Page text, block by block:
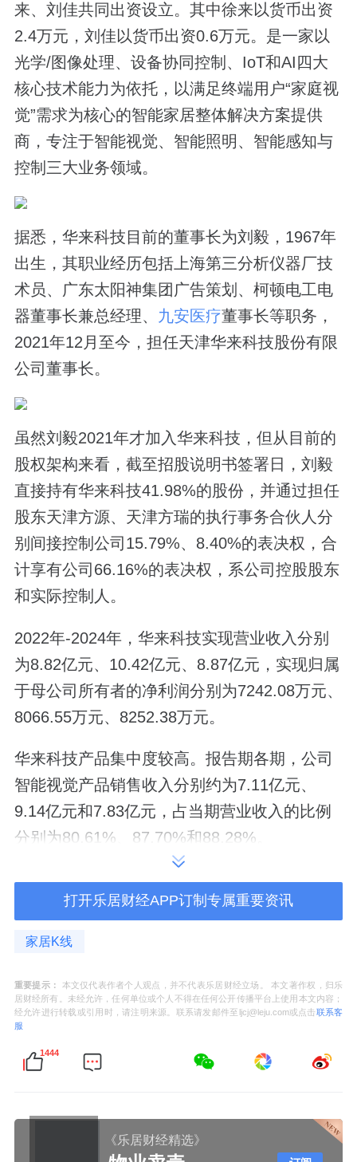
来、刘佳共同出资设立。其中徐来以货币出资
2.4万元，刘佳以货币出资0.6万元。是一家以
光学/图像处理、设备协同控制、IoT和AI四大
核心技术能力为依托，以满足终端用户“家庭视
觉”需求为核心的智能家居整体解决方案提供
商，专注于智能视觉、智能照明、智能感知与
控制三大业务领域。
据悉，华来科技目前的董事长为刘毅，1967年
出生，其职业经历包括上海第三分析仪器厂技
术员、广东太阳神集团广告策划、柯顿电工电
器董事长兼总经理、 九安医疗董事长等职务，
2021年12月至今，担任天津华来科技股份有限
公司董事长。
虽然刘毅2021年才加入华来科技，但从目前的
股权架构来看，截至招股说明书签署日，刘毅
直接持有华来科技41.98%的股份，并通过担任
股东天津方源、天津方瑞的执行事务合伙人分
别间接控制公司15.79%、8.40%的表决权，合
计享有公司66.16%的表决权，系公司控股股东
和实际控制人。
2022年-2024年，华来科技实现营业收入分别
为8.82亿元、10.42亿元、8.87亿元，实现归属
于母公司所有者的净利润分别为7242.08万元、
8066.55万元、8252.38万元。
华来科技产品集中度较高。报告期各期，公司
智能视觉产品销售收入分别约为7.11亿元、
9.14亿元和7.83亿元，占当期营业收入的比例
分别为80.61%、87.70%和88.28%。
报告期各期，华来科技来自于前五大客户的收
入占当期营业收入的比例分别为94.43%、
94.48%和95.14%，集中度较高。其中对第一
元及4.3亿元，占比分别为65.64%、51.88%、
48.47%，收入及收入占比均呈现逐步下降趋
打开乐居财经APP订制专属重要资讯
家居K线
重要提示：
本文仅代表作者个人观点，并不代表乐居财经立场。 本文著作权，归乐
居财经所有。未经允许，任何单位或个人不得在任何公开传播平台上使用本文内容；
经允许进行转载或引用时，请注明来源。联系请发邮件至ljcj@leju.com或点击联系客
服
1444
《乐居财经精选》